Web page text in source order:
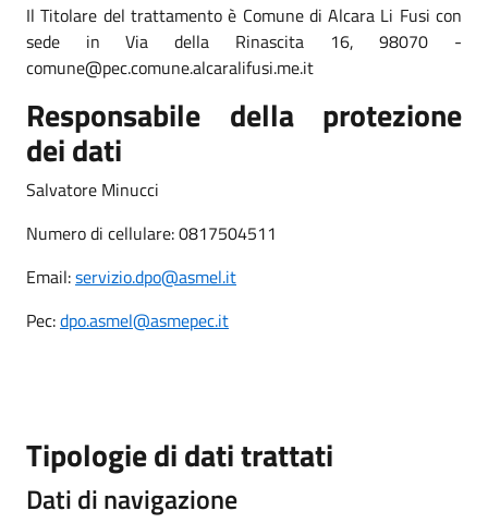
Il Titolare del trattamento è Comune di Alcara Li Fusi con
sede in Via della Rinascita 16, 98070 -
comune@pec.comune.alcaralifusi.me.it
Responsabile della protezione
dei dati
Salvatore Minucci
Numero di cellulare: 0817504511
Email:servizio.dpo@asmel.it
Pec:dpo.asmel@asmepec.it
Tipologie di dati trattati
Dati di navigazione